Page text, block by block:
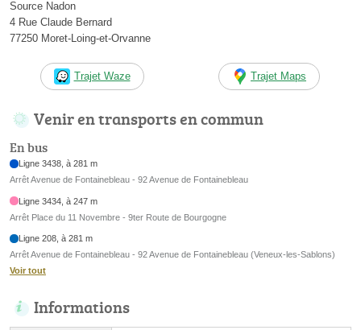
Source Nadon
4 Rue Claude Bernard
77250 Moret-Loing-et-Orvanne
Trajet Waze Trajet Maps
Venir en transports en commun
En bus
Ligne 3438, à 281 m
Arrêt Avenue de Fontainebleau - 92 Avenue de Fontainebleau
Ligne 3434, à 247 m
Arrêt Place du 11 Novembre - 9ter Route de Bourgogne
Ligne 208, à 281 m
Arrêt Avenue de Fontainebleau - 92 Avenue de Fontainebleau (Veneux-les-Sablons)
Voir tout
Informations